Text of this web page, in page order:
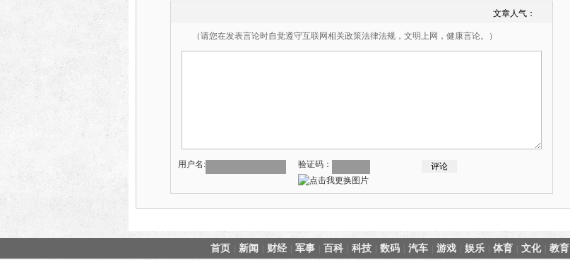
文章人气：
（请您在发表言论时自觉遵守互联网相关政策法律法规，文明上网，健康言论。）
用户名: 验证码：
首页 新闻 财经 军事 百科 科技 数码 汽车 游戏 娱乐 体育 文化 教育